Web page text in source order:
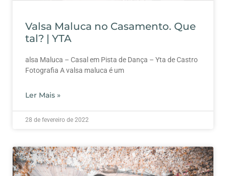
Valsa Maluca no Casamento. Que
tal? | YTA
alsa Maluca – Casal em Pista de Dança – Yta de Castro
Fotografia A valsa maluca é um
Ler Mais »
28 de fevereiro de 2022